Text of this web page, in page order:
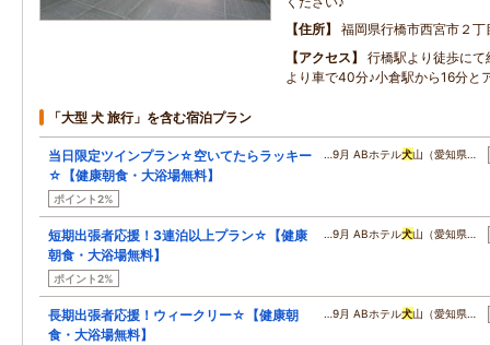
住所
福岡県行橋市西宮市２丁
アクセス
行橋駅より徒歩にて
より車で40分♪小倉駅から16分と
「大型 犬 旅行」を含む宿泊プラン
当日限定ツインプラン☆空いてたらラッキー
☆【健康朝食・大浴場無料】
ポイント2%
…9月 ABホテル犬山（愛知県…
短期出張者応援！3連泊以上プラン☆【健康
朝食・大浴場無料】
ポイント2%
…9月 ABホテル犬山（愛知県…
長期出張者応援！ウィークリー☆【健康朝
食・大浴場無料】
…9月 ABホテル犬山（愛知県…